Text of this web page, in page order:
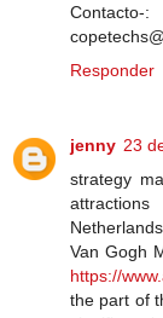
Contacto-:
Responder
jenny 23
strategy
Van Gogh
https://
the part of